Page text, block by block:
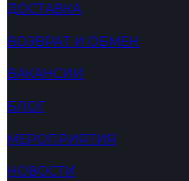
ДОСТАВКА
ВОЗВРАТ И ОБМЕН
ВАКАНСИИ
БЛОГ
МЕРОПРИЯТИЯ
НОВОСТИ